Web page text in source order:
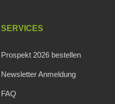
SERVICES
Prospekt 2026 bestellen
Newsletter Anmeldung
FAQ